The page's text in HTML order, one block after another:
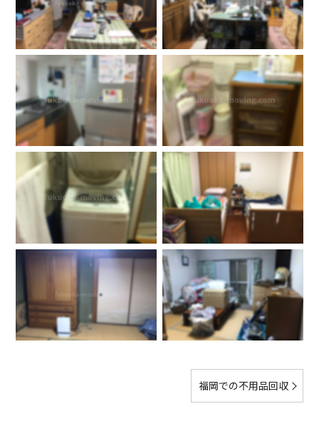
福岡での不用品回収